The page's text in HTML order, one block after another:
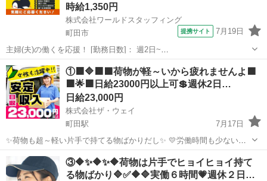
時給1,350円
株式会社ワールドスタッフィング
町田市
提携サイト 7月19日
主婦(夫)の働くを応援！ [勤務日数]： 週2日~
08:00~15:00/08:00~18:00/22:00~07:00/22:00~08:00 月/火/水/木/金/土/
日 などから選べます [勤務地・最寄駅]： 東京...
東京 町田市 配送
①🟧🔷🟧🟩荷物が軽～いから疲れませんよ🟩
🟧🌟🟧日給23000円以上可💲週休2日…
日給23,000円
株式会社ザ・ウェイ
町田駅
7月17日
✨荷物も超～軽い片手で持てる物ばかりだし✨ 💛労働時間も少ないの
で女子も沢山働いてます💛 ✨✨まずは拠店に営業車で直行直帰❗️ 実働６
時間の仕事ってこんな感じですよ😄 まずはAM8時くらいに町田の倉
庫...
東京 町田市 町田駅 配送 ギグワーク
③🔶✨🔶✨🔶荷物は片手でヒョイヒョイ持て
る物ばかり🔷✅🔶🔷実働６時間💗週休２日…